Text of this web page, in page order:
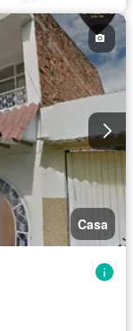
Casa